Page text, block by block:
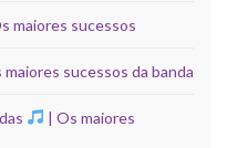
maiores sucessos
maiores sucessos da banda
| Os maiores